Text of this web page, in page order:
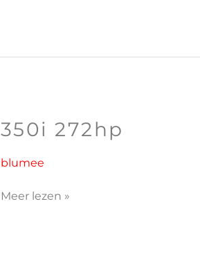
350i 272hp
blumee
350i
Meer lezen »